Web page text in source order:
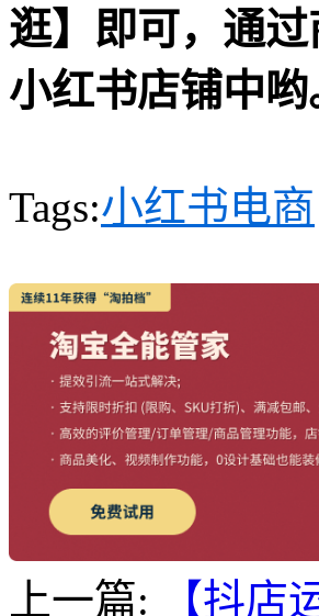
逛】即可，通
小红书店铺中哟
Tags:小红书电商
上一篇:
【抖店